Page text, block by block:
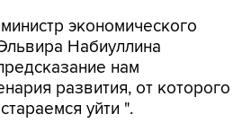
экономического
Набиуллина
нам
развития, от которого
уйти ".